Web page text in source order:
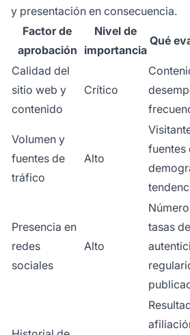
y presentación en consecuencia.
Factor de
aprobación
Nivel de
importancia
Qué
Calidad del
sitio web y
contenido
Crítico
Volumen y
fuentes de
tráfico
Alto
fuentes
Presencia en
redes
sociales
Alto
tasas